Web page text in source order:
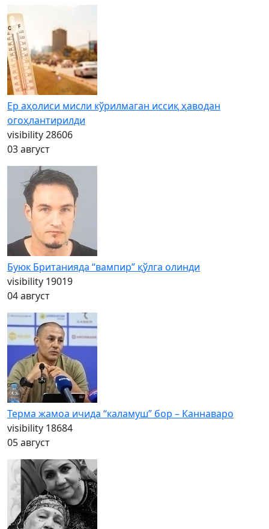
Ер аҳолиси мисли кўрилмаган иссиқ ҳаводан
огоҳлантирилди
visibility28606
03 август
Буюк Британияда “вампир” қўлга олинди
visibility 19019
04 август
Терма жамоа ичида “каламуш” бор – Каннаваро
visibility 18684
05 август